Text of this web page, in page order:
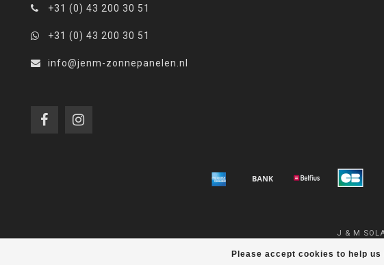
Please accept cookies to help
+31 (0) 43 200 30 51
+31 (0) 43 200 30 51
info@jenm-zonnepanelen.nl
J & M